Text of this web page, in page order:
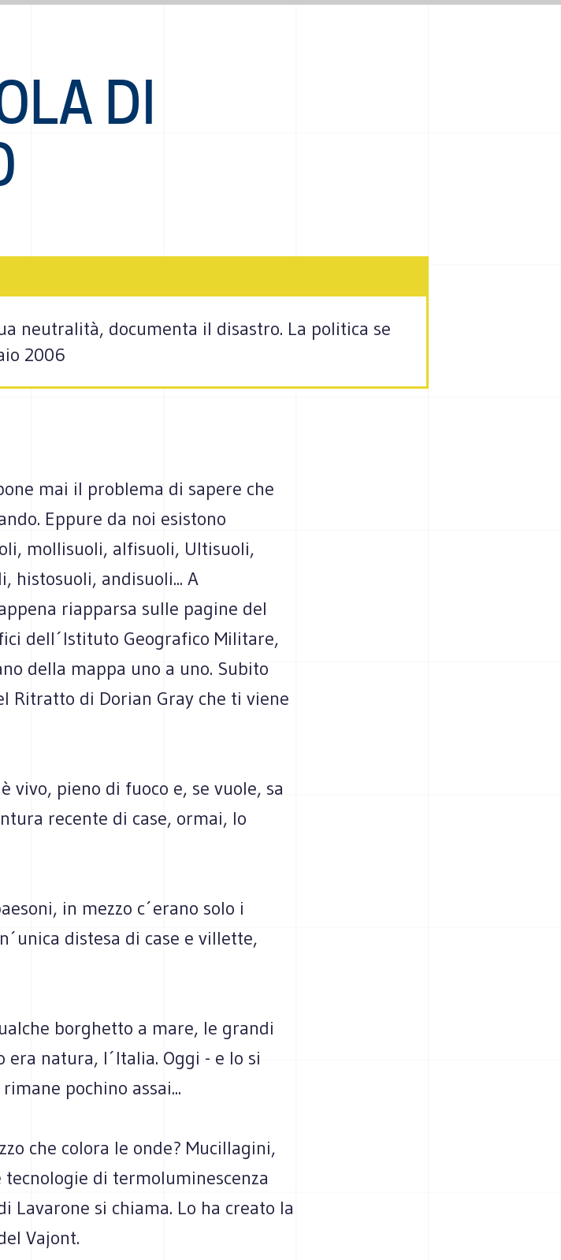
DI
neutralità, documenta il disastro. La politica se
2006
mai il problema di sapere che
Eppure da noi esistono
mollisuoli, alfisuoli, Ultisuoli,
histosuoli, andisuoli... A
riapparsa sulle pagine del
dell´Istituto Geografico Militare,
della mappa uno a uno. Subito
Ritratto di Dorian Gray che ti viene
vivo, pieno di fuoco e, se vuole, sa
recente di case, ormai, lo
in mezzo c´erano solo i
distesa di case e villette,
borghetto a mare, le grandi
natura, l´Italia. Oggi - e lo si
pochino assai...
che colora le onde? Mucillagini,
di termoluminescenza
Lavarone si chiama. Lo ha creato la
Vajont.